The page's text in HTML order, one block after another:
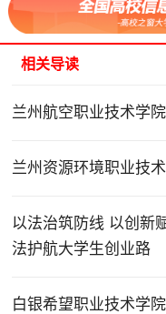
相关导读
兰州航空职业技术学
兰州资源环境职业技
以法治筑防线 以创
法护航大学生创业路
白银希望职业技术学